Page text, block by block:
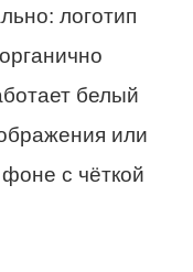
логотип
белый
или
с чёткой